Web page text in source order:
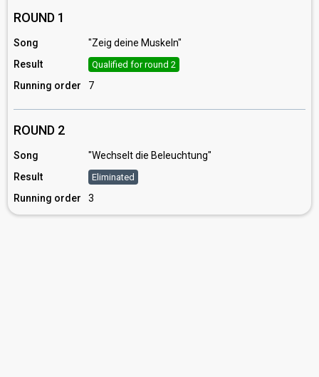
ROUND 1
Song
"Zeig deine Muskeln"
Result
Qualified for round 2
Running order 7
ROUND 2
Song
"Wechselt die Beleuchtung"
Result
Eliminated
Running order 3